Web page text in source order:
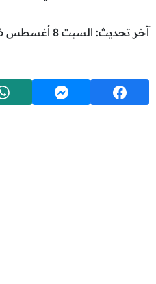
آخر تحديث: السبت 8 أغسطس 2026